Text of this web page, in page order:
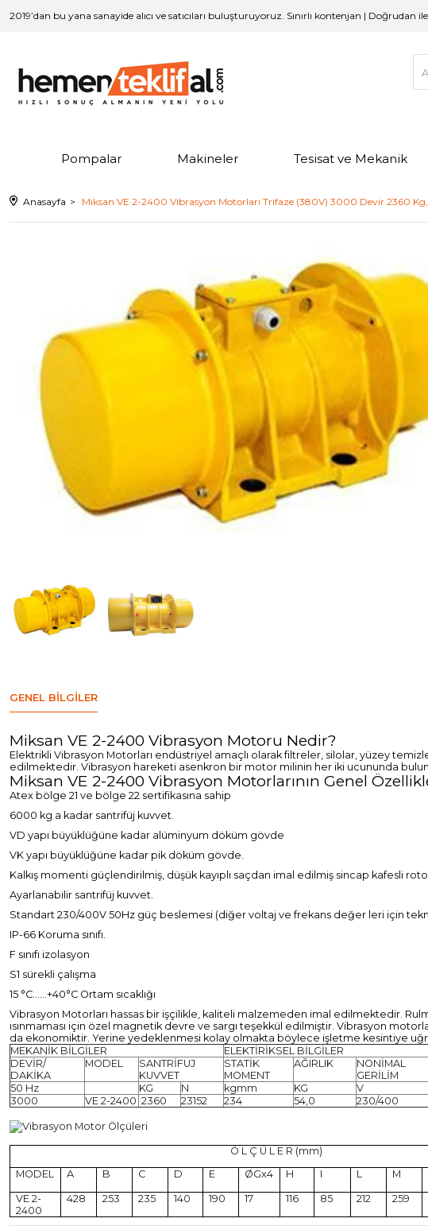
2019’dan bu yana sanayide alıcı ve satıcıları buluşturuyoruz. Sınırlı kontenjan | Doğrudan
Pompalar Makineler Tesisat ve Mekanik
Anasayfa Miksan VE 2-2400 Vibrasyon Motorları Trifaze (380V) 3000 Devir 2360 Kg,
GENEL BILGILER
Miksan VE 2-2400 Vibrasyon Motoru Nedir?
Elektrikli Vibrasyon Motorları endüstriyel amaçlı olarak filtreler, silolar, yüzey
edilmektedir. Vibrasyon hareketi asenkron bir motor milinin her iki ucununda
Miksan VE 2-2400 Vibrasyon Motorlarının Genel
Atex bölge 21 ve bölge 22 sertifikasına sahip
6000 kg a kadar santrifüj kuvvet.
VD yapı büyüklüğüne kadar alüminyum döküm gövde
VK yapı büyüklüğüne kadar pik döküm gövde.
Kalkış momenti güçlendirilmiş, düşük kayıplı saçdan imal edilmiş sincap kafesli
Ayarlanabilir santrifüj kuvvet.
Standart 230/400V 50Hz güç beslemesi (diğer voltaj ve frekans değer leri için
IP-66 Koruma sınıfı.
F sınıfı izolasyon
S1 sürekli çalışma
15 °C……+40°C Ortam sıcaklığı
Vibrasyon Motorları hassas bir işçilikle, kaliteli malzemeden imal edilmektedir.
ısınmaması için özel magnetik devre ve sargı teşekkül edilmiştir. Vibrasyon
da ekonomiktir. Yerine yedeklenmesi kolay olmakta böylece işletme kesintiye
MEKANİK BİLGİLER
ELEKTİRİKSEL BİLGİLER
DEVİR/
DAKİKA
MODEL
SANTRİFUJ
KUVVET
STATİK
MOMENT
AĞIRLIK
NONİMAL
GERİLİM
50 Hz
KG N kgmm KG V
3000
VE 2-2400 2360 23152 234 54,0 230/400
Ö L Ç Ü L E R (mm)
MODEL
A B C D E ØGx4 H I L M
VE 2-
2400
428 253 235 140 190 17 116 85 212 259